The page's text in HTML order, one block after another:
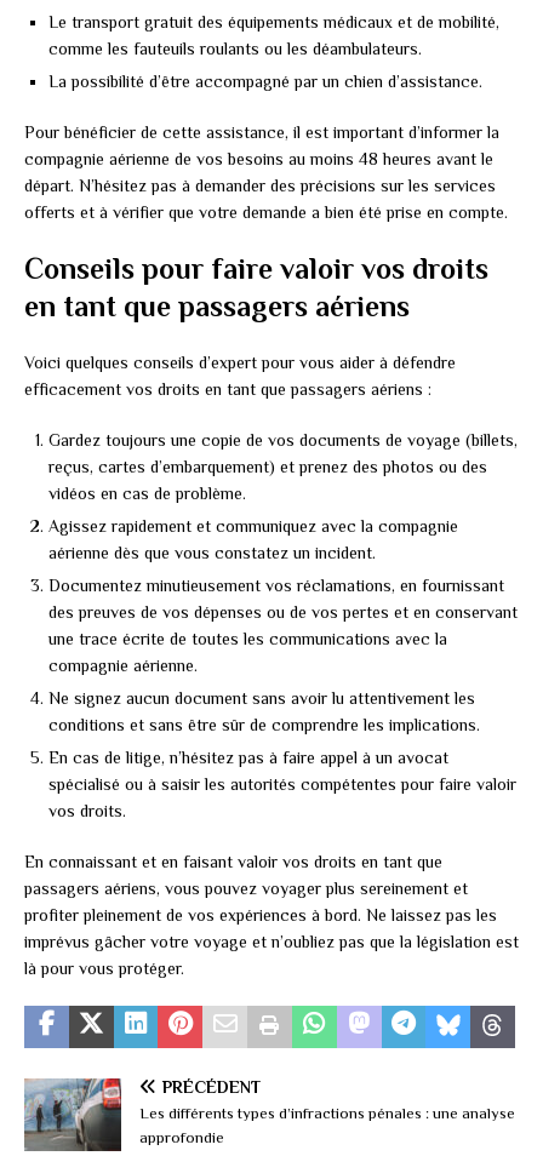
Le transport gratuit des équipements médicaux et de mobilité,
comme les fauteuils roulants ou les déambulateurs.
La possibilité d’être accompagné par un chien d’assistance.
Pour bénéficier de cette assistance, il est important d’informer la
compagnie aérienne de vos besoins au moins 48 heures avant le
départ. N’hésitez pas à demander des précisions sur les services
offerts et à vérifier que votre demande a bien été prise en compte.
Conseils pour faire valoir vos droits
en tant que passagers aériens
Voici quelques conseils d’expert pour vous aider à défendre
efficacement vos droits en tant que passagers aériens :
Gardez toujours une copie de vos documents de voyage (billets,
reçus, cartes d’embarquement) et prenez des photos ou des
vidéos en cas de problème.
Agissez rapidement et communiquez avec la compagnie
aérienne dès que vous constatez un incident.
Documentez minutieusement vos réclamations, en fournissant
des preuves de vos dépenses ou de vos pertes et en conservant
une trace écrite de toutes les communications avec la
compagnie aérienne.
Ne signez aucun document sans avoir lu attentivement les
conditions et sans être sûr de comprendre les implications.
En cas de litige, n’hésitez pas à faire appel à un avocat
spécialisé ou à saisir les autorités compétentes pour faire valoir
vos droits.
En connaissant et en faisant valoir vos droits en tant que
passagers aériens, vous pouvez voyager plus sereinement et
profiter pleinement de vos expériences à bord. Ne laissez pas les
imprévus gâcher votre voyage et n’oubliez pas que la législation est
là pour vous protéger.
PRÉCÉDENT
Les différents types d’infractions pénales : une analyse
approfondie